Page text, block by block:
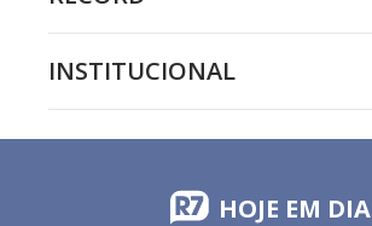
INSTITUCIONAL
HOJE EM DIA